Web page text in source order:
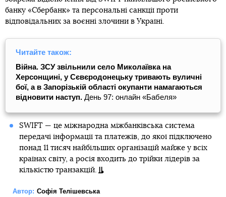
банку «Сбербанк» та персональні санкції проти
відповідальних за воєнні злочини в Україні.
Читайте також:
Війна. ЗСУ звільнили село Миколаївка на
Херсонщині, у Сєвєродонецьку тривають вуличні
бої, а в Запорізькій області окупанти намагаються
відновити наступ. День 97: онлайн «Бабеля»
SWIFT — це міжнародна міжбанківська система
передачі інформації та платежів, до якої підключено
понад 11 тисяч найбільших організацій майже у всіх
країнах світу, а росія входить до трійки лідерів за
кількістю транзакцій.
Автор: Софія Телішевська